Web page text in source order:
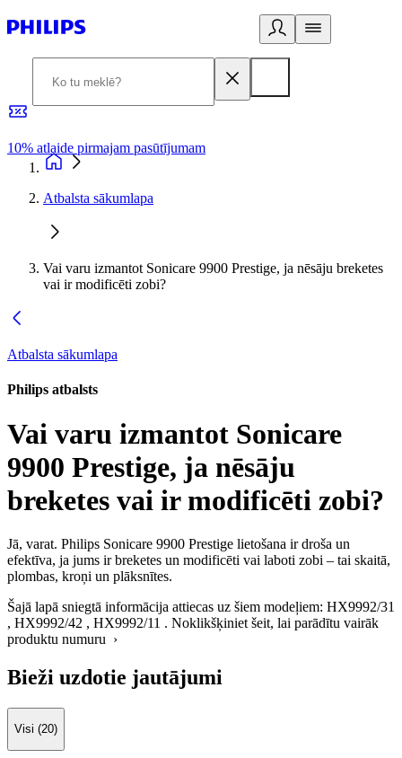
10% atlaide pirmajam pasūtījumam
Atbalsta sākumlapa
Vai varu izmantot Sonicare 9900 Prestige, ja nēsāju breketes
vai ir modificēti zobi?
Atbalsta sākumlapa
Philips atbalsts
Vai varu izmantot Sonicare
9900 Prestige, ja nēsāju
breketes vai ir modificēti zobi?
Jā, varat. Philips Sonicare 9900 Prestige lietošana ir droša un
efektīva, ja jums ir breketes un modificēti vai laboti zobi – tai skaitā,
plombas, kroņi un plāksnītes.
Šajā lapā sniegtā informācija attiecas uz šiem modeļiem: HX9992/31
, HX9992/42 , HX9992/11 . Noklikšķiniet šeit, lai parādītu vairāk
produktu numuru ›
Bieži uzdotie jautājumi
Visi (20)